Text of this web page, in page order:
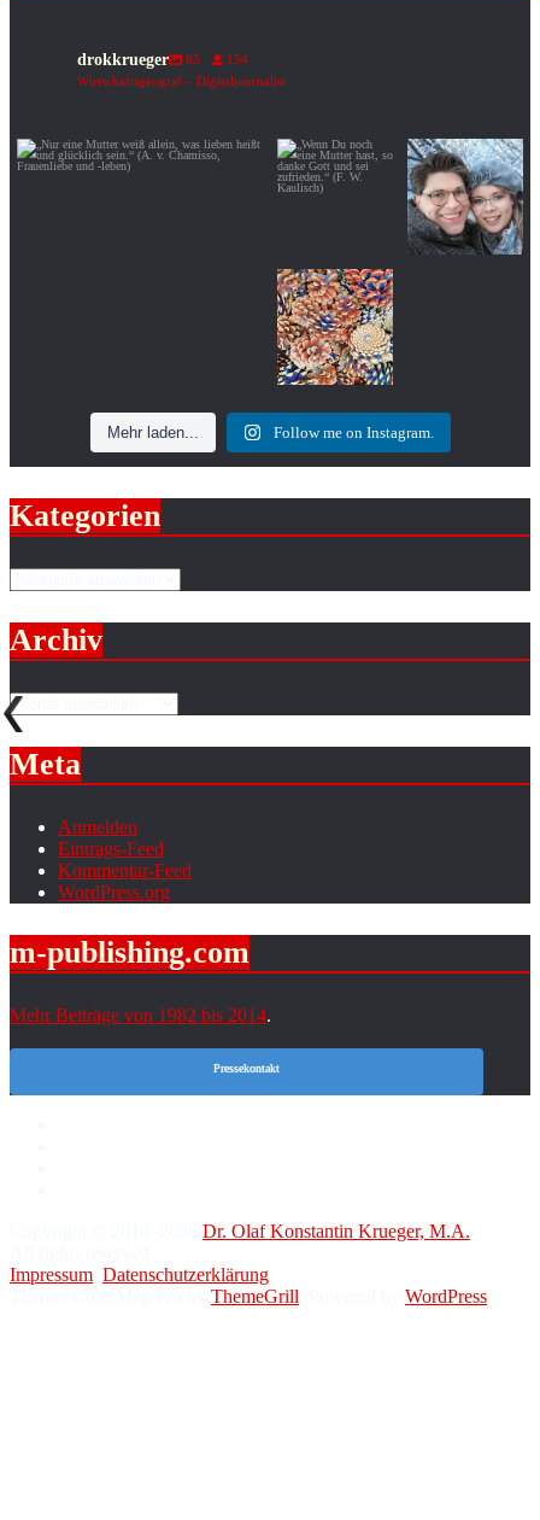
drokkrueger 85
154
Wirtschaftsgeograf – Digitaljournalist
„Nur eine Mutter weiß allein, was lieben
„Wenn Du noch
eine Mutter hast, so
„Ideale sind wie
Sterne: Man kann
sie nicht...
37 2
„Jeder Tag hat
seinen Abend.“
(Sprichwort)
21 0
Mehr laden... Follow me on Instagram.
Kategorien
Archiv
Archiv
Meta
Anmelden
Eintrags-Feed
Kommentar-Feed
WordPress.org
m-publishing.com
Mehr Beiträge von 1982 bis 2014.
Pressekontakt
Dr. Olaf Konstantin Krueger, M.A.
Impressum Datenschutzerklärung
ThemeGrill WordPress